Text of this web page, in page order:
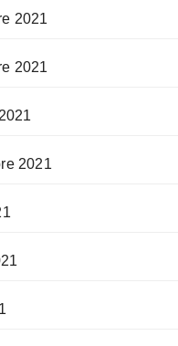
2021
2021
2021